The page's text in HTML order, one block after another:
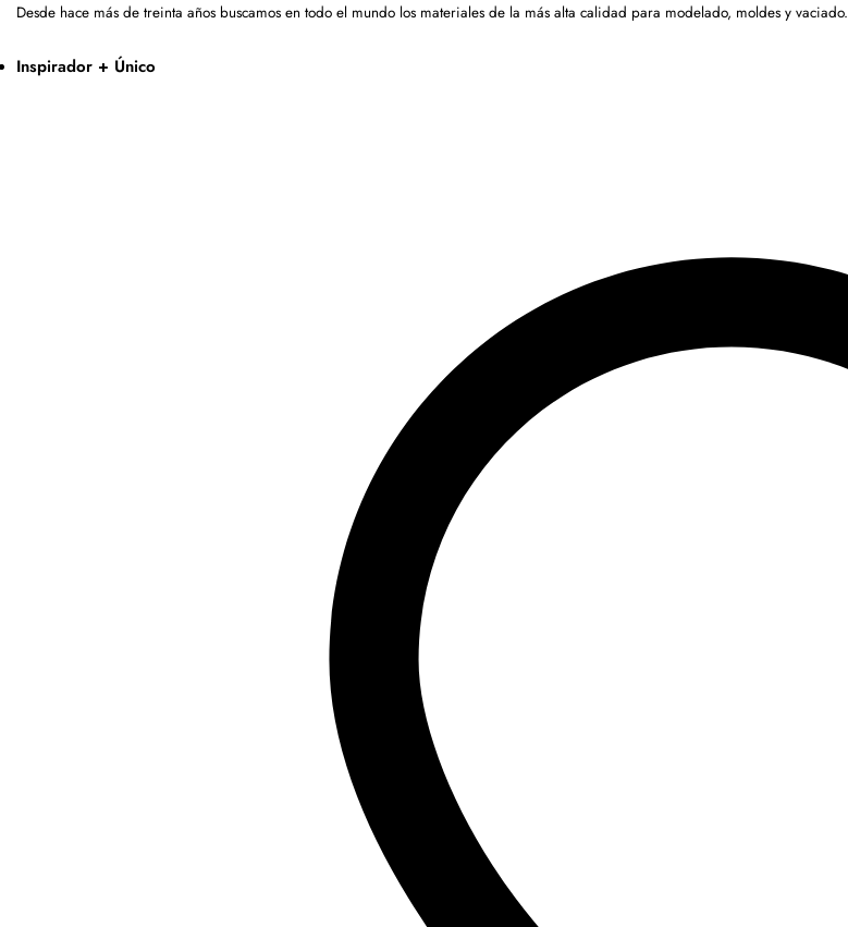
Desde hace más de treinta años buscamos en todo el mundo los materiales de la más alta calidad para modelado, moldes y vaciado.
Inspirador + Único